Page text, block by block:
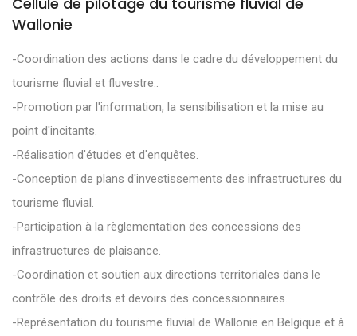
Wallonie
-Coordination des actions dans le cadre du développement du
tourisme fluvial et fluvestre..
-Promotion par l'information, la sensibilisation et la mise au
point d'incitants.
-Réalisation d'études et d'enquêtes.
-Conception de plans d'investissements des infrastructures du
tourisme fluvial.
-Participation à la règlementation des concessions des
infrastructures de plaisance.
-Coordination et soutien aux directions territoriales dans le
contrôle des droits et devoirs des concessionnaires.
-Représentation du tourisme fluvial de Wallonie en Belgique et à